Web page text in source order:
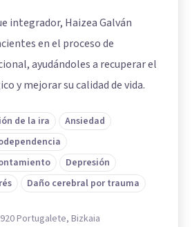
integrador, Haizea Galván
en el proceso de
ayudándoles a recuperar el
y mejorar su calidad de vida.
de la ira
Ansiedad
Depresión
Daño cerebral por trauma
Portugalete, Bizkaia